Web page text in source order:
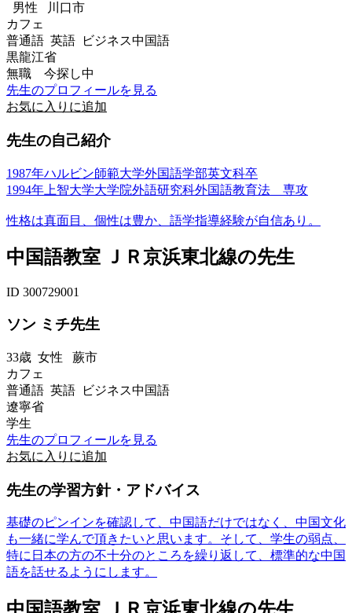
男性 川口市
カフェ
普通語 英語 ビジネス中国語
黒龍江省
無職 今探し中
先生のプロフィールを見る
お気に入りに追加
先生の自己紹介
1987年ハルビン師範大学外国語学部英文科卒
1994年上智大学大学院外語研究科外国語教育法 専攻
性格は真面目、個性は豊か、語学指導経験が自信あり。
中国語教室 ＪＲ京浜東北線の先生
ID 300729001
ソン ミチ先生
33歳 女性 蕨市
カフェ
普通語 英語 ビジネス中国語
遼寧省
学生
先生のプロフィールを見る
お気に入りに追加
先生の学習方針・アドバイス
基礎のピンインを確認して、中国語だけではなく、中国文化
も一緒に学んで頂きたいと思います。そして、学生の弱点、
特に日本の方の不十分のところを繰り返して、標準的な中国
語を話せるようにします。